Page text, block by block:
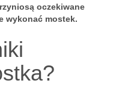
oczekiwane
wykonać mostek.